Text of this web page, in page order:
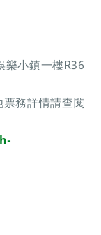
小鎮一樓R36
務詳情請查閱